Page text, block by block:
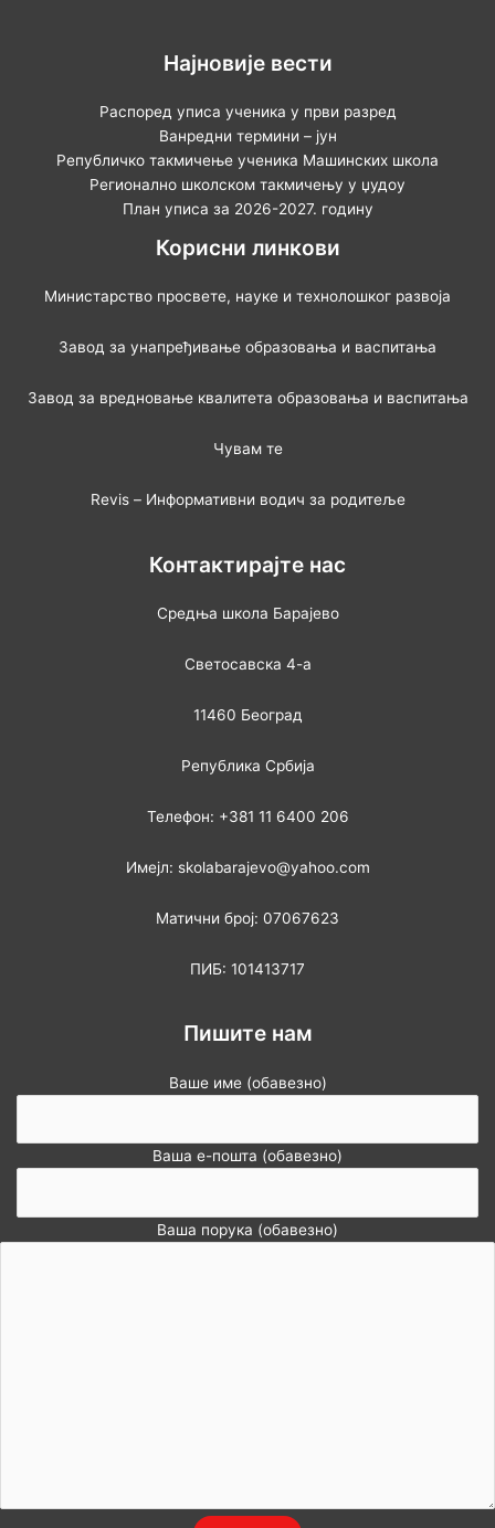
Најновије вести
Распоред уписа ученика у први разред
Ванредни термини – јун
Републичко такмичење ученика Машинских школа
Регионално школском такмичењу у џудоу
План уписа за 2026-2027. годину
Корисни линкови
Министарство просвете, науке и технолошког развоја
Завод за унапређивање образовања и васпитања
Завод за вредновање квалитета образовања и васпитања
Чувам те
Revis – Информативни водич за родитеље
Контактирајте нас
Средња школа Барајево
Светосавска 4-а
11460 Београд
Република Србија
Телефон: +381 11 6400 206
Имејл: skolabarajevo@yahoo.com
Матични број: 07067623
ПИБ: 101413717
Пишите нам
Ваше име (обавезно)
Ваша е-пошта (обавезно)
Ваша порука (обавезно)